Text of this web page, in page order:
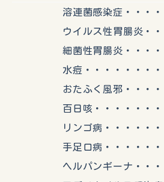
溶連菌感染症・・・・・
ウイルス性胃腸炎・・・
細菌性胃腸炎・・・・・
水痘・・・・・・・・・
おたふく風邪・・・・・
百日咳・・・・・・・・
リンゴ病・・・・・・・
手足口病・・・・・・・
ヘルパンギーナ・・・・